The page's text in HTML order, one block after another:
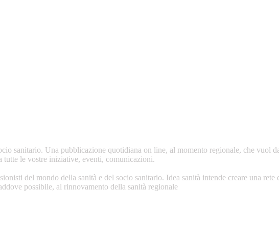
sanitario. Una pubblicazione quotidiana on line, al momento regionale, che vuol
le vostre iniziative, eventi, comunicazioni.
del mondo della sanità e del socio sanitario. Idea sanità intende creare una
possibile, al rinnovamento della sanità regionale